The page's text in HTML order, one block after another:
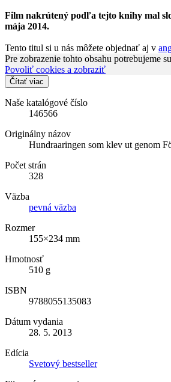
Film nakrútený podľa tejto knihy mal
mája 2014.
Tento titul si u nás môžete objednať aj v
Pre zobrazenie tohto obsahu potrebujeme
Povoliť cookies a zobraziť
Čítať viac
Naše katalógové číslo
146566
Originálny názov
Hundraaringen som klev ut genom
Počet strán
328
Väzba
pevná väzba
Rozmer
155×234 mm
Hmotnosť
510 g
ISBN
9788055135083
Dátum vydania
28. 5. 2013
Edícia
Svetový bestseller